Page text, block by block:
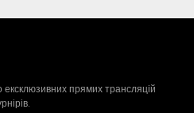
прямих трансляцій